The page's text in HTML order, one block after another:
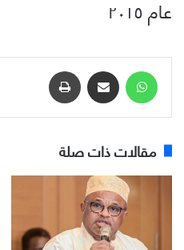
عام ٢٠١٥
مقالات ذات صلة